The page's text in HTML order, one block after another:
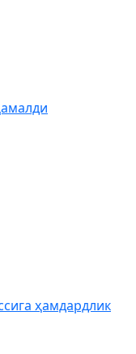
ҳамдардлик